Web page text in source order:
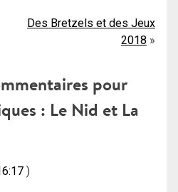
Des Bretzels et des Jeux
2018
pour
: Le Nid et La